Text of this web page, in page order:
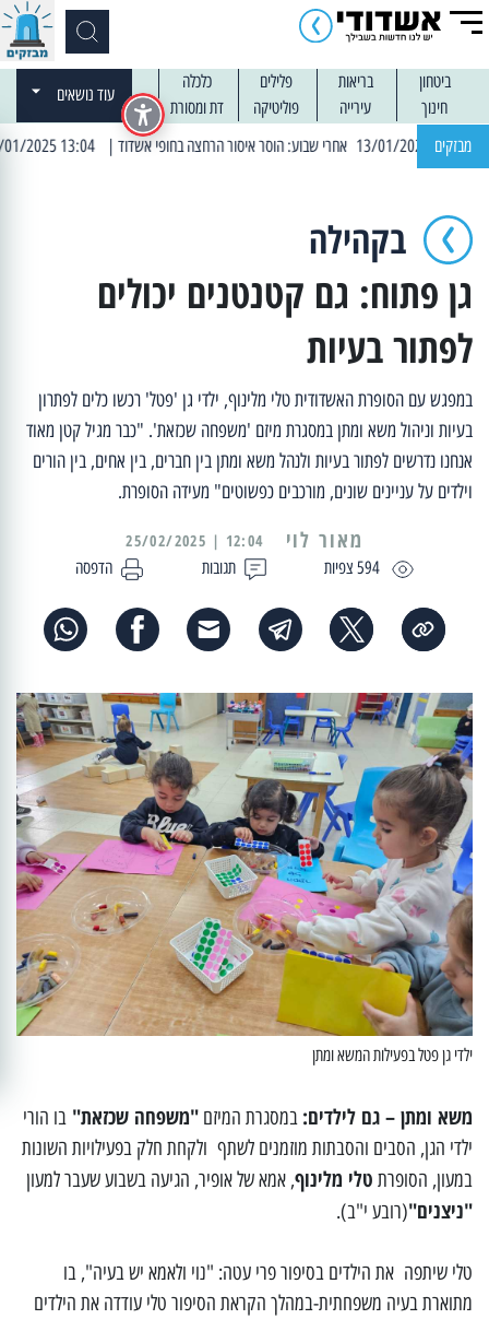
ביטחון בריאות פלילים
כלכלה
חינוך
עירייה פוליטיקה דת ומסורת
עוד נושאים
מבזקים | 13:04 14/01/2025 עובדים בלילות: עבודות קרצוף וריבוד אספלט
בקהילה
גן פתוח: גם קטנטנים יכולים
לפתור בעיות
במפגש עם הסופרת האשדודית טלי מלינוף, ילדי גן 'פטל' רכשו כלים לפתרון
בעיות וניהול משא ומתן במסגרת מיזם 'משפחה שכזאת'. "כבר מגיל קטן מאוד
אנחנו נדרשים לפתור בעיות ולנהל משא ומתן בין חברים, בין אחים, בין הורים
וילדים על עניינים שונים, מורכבים כפשוטים" מעידה הסופרת.
594 צפיות תגובות הדפסה
מאור לוי 12:04 | 25/02/2025
ילדי גן פטל בפעילות המשא ומתן
משא ומתן – גם לילדים: במסגרת המיזם "משפחה שכזאת" בו הורי
ילדי הגן, הסבים והסבתות מוזמנים לשתף ולקחת חלק בפעילויות השונות
במעון, הסופרת טלי מלינוף, אמא של אופיר, הגיעה בשבוע שעבר למעון
"ניצנים"(רובע י"ב).
טלי שיתפה את הילדים בסיפור פרי עטה: "נוי ולאמא יש בעיה", בו
מתוארת בעיה משפחתית-במהלך הקראת הסיפור טלי עודדה את הילדים